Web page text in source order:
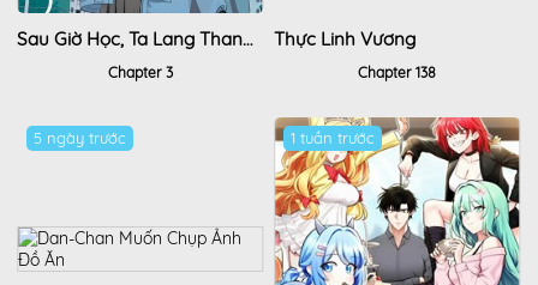
Sau Giờ Học, Ta Lang Thang Nơi Vũ Trụ
Chapter 3
Thực Linh Vương
Chapter 138
5 ngày trước 1 tuần trước